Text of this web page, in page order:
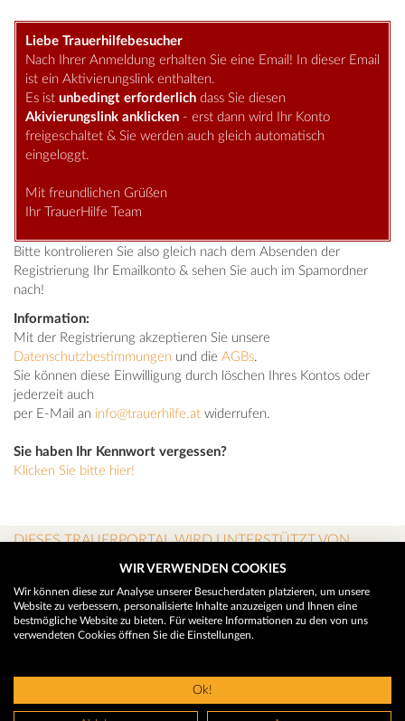
Liebe Trauerhilfebesucher
Nach Ihrer Anmeldung erhalten Sie eine Email! In dieser Email
ist ein Aktivierungslink enthalten.
Es ist unbedingt erforderlich dass Sie diesen
Akivierungslink anklicken - erst dann wird Ihr Konto
freigeschaltet & Sie werden auch gleich automatisch
eingeloggt.
Mit freundlichen Grüßen
Ihr TrauerHilfe Team
Bitte kontrolieren Sie also gleich nach dem Absenden der
Registrierung Ihr Emailkonto & sehen Sie auch im Spamordner
nach!
Information:
Mit der Registrierung akzeptieren Sie unsere
Datenschutzbestimmungen und die AGBs.
Sie können diese Einwilligung durch löschen Ihres Kontos oder
jederzeit auch
per E-Mail an info@trauerhilfe.at widerrufen.
Sie haben Ihr Kennwort vergessen?
Klicken Sie bitte hier!
DIESES TRAUERPORTAL WIRD UNTERSTÜTZT VON
WIR VERWENDEN COOKIES
Wir können diese zur Analyse unserer Besucherdaten platzieren, um unsere
Website zu verbessern, personalisierte Inhalte anzuzeigen und Ihnen eine
bestmögliche Website zu bieten. Für weitere Informationen zu den von uns
verwendeten Cookies öffnen Sie die Einstellungen.
Ok!